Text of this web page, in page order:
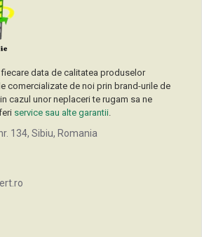
data de calitatea produselor
comercializate de noi prin brand-urile de
cazul unor neplaceri te rugam sa ne
service sau alte garantii.
134, Sibiu, Romania